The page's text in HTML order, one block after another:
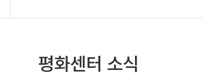
평화센터 소식